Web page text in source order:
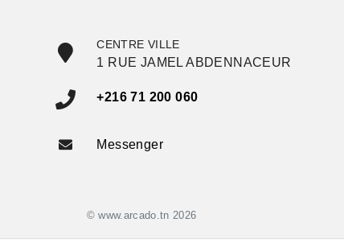
CENTRE VILLE
1 RUE JAMEL ABDENNACEUR
+216 71 200 060
Messenger
© www.arcado.tn 2026